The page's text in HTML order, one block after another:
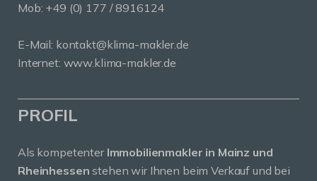
Mob: +49 (0) 177 / 8916124
E-Mail: kontakt@klima-makler.de
Internet: www.klima-makler.de
PROFIL
Als kompetenter Immobilienmakler in Mainz und
Rheinhessen stehen wir Ihnen beim Verkauf und bei